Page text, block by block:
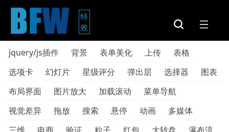
特
效
jquery/js插件 背景 表单美化 上传
表格
选项卡
幻灯片 星级评分 弹出层 选择器
图表
布局界面
图片放大 加载滚动
菜单导航
视觉差异
拖放 搜索 悬停 动画
多媒体